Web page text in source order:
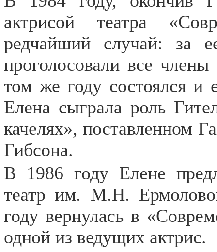
актрисой театра
редчайший случай: за
проголосовали все
том же году состоялся и
Елена сыграла роль
качелях», поставленном
Гибсона.
В 1986 году Елене
театр им. М.Н.
году вернулась в
одной из ведущих актрис.